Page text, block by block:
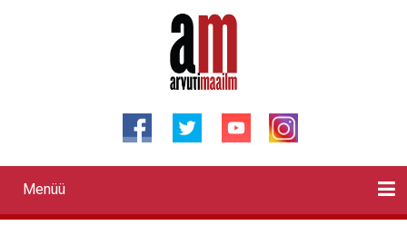
Primary
links
Menüü